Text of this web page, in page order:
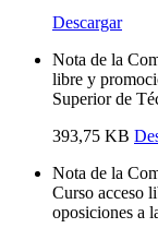
Descargar
Nota de la
libre y
Superior de
393,75 KB
Nota de la
Curso acceso
oposiciones a